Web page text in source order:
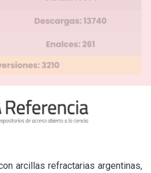
arcillas refractarias argentinas,